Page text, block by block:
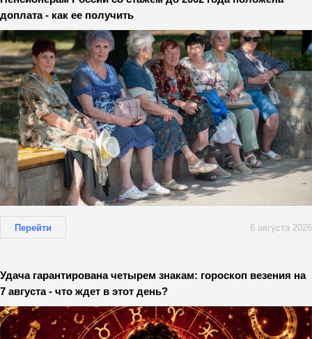
доплата - как ее получить
Перейти 6 августа 2026
Удача гарантирована четырем знакам: гороскоп везения на
7 августа - что ждет в этот день?